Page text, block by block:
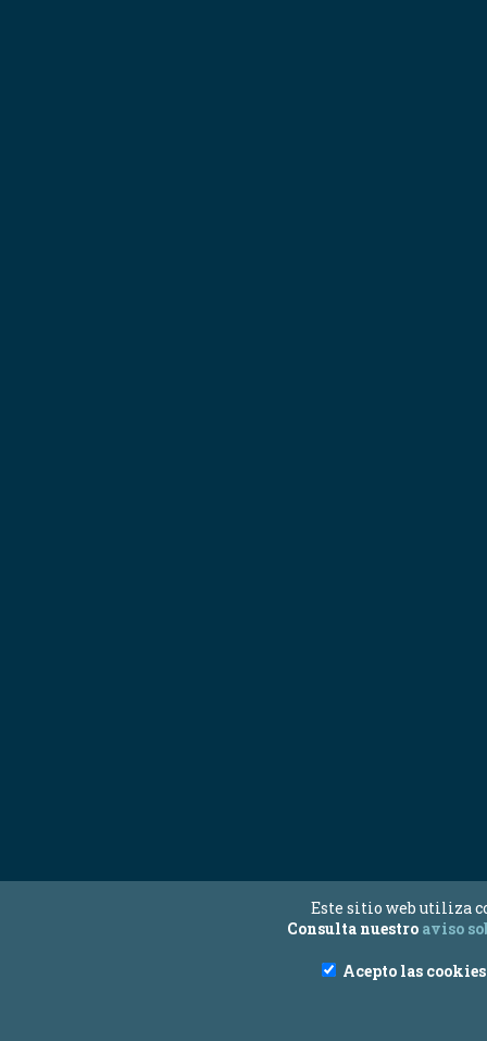
Este sitio web utiliza
Consulta nuestro aviso
Acepto las